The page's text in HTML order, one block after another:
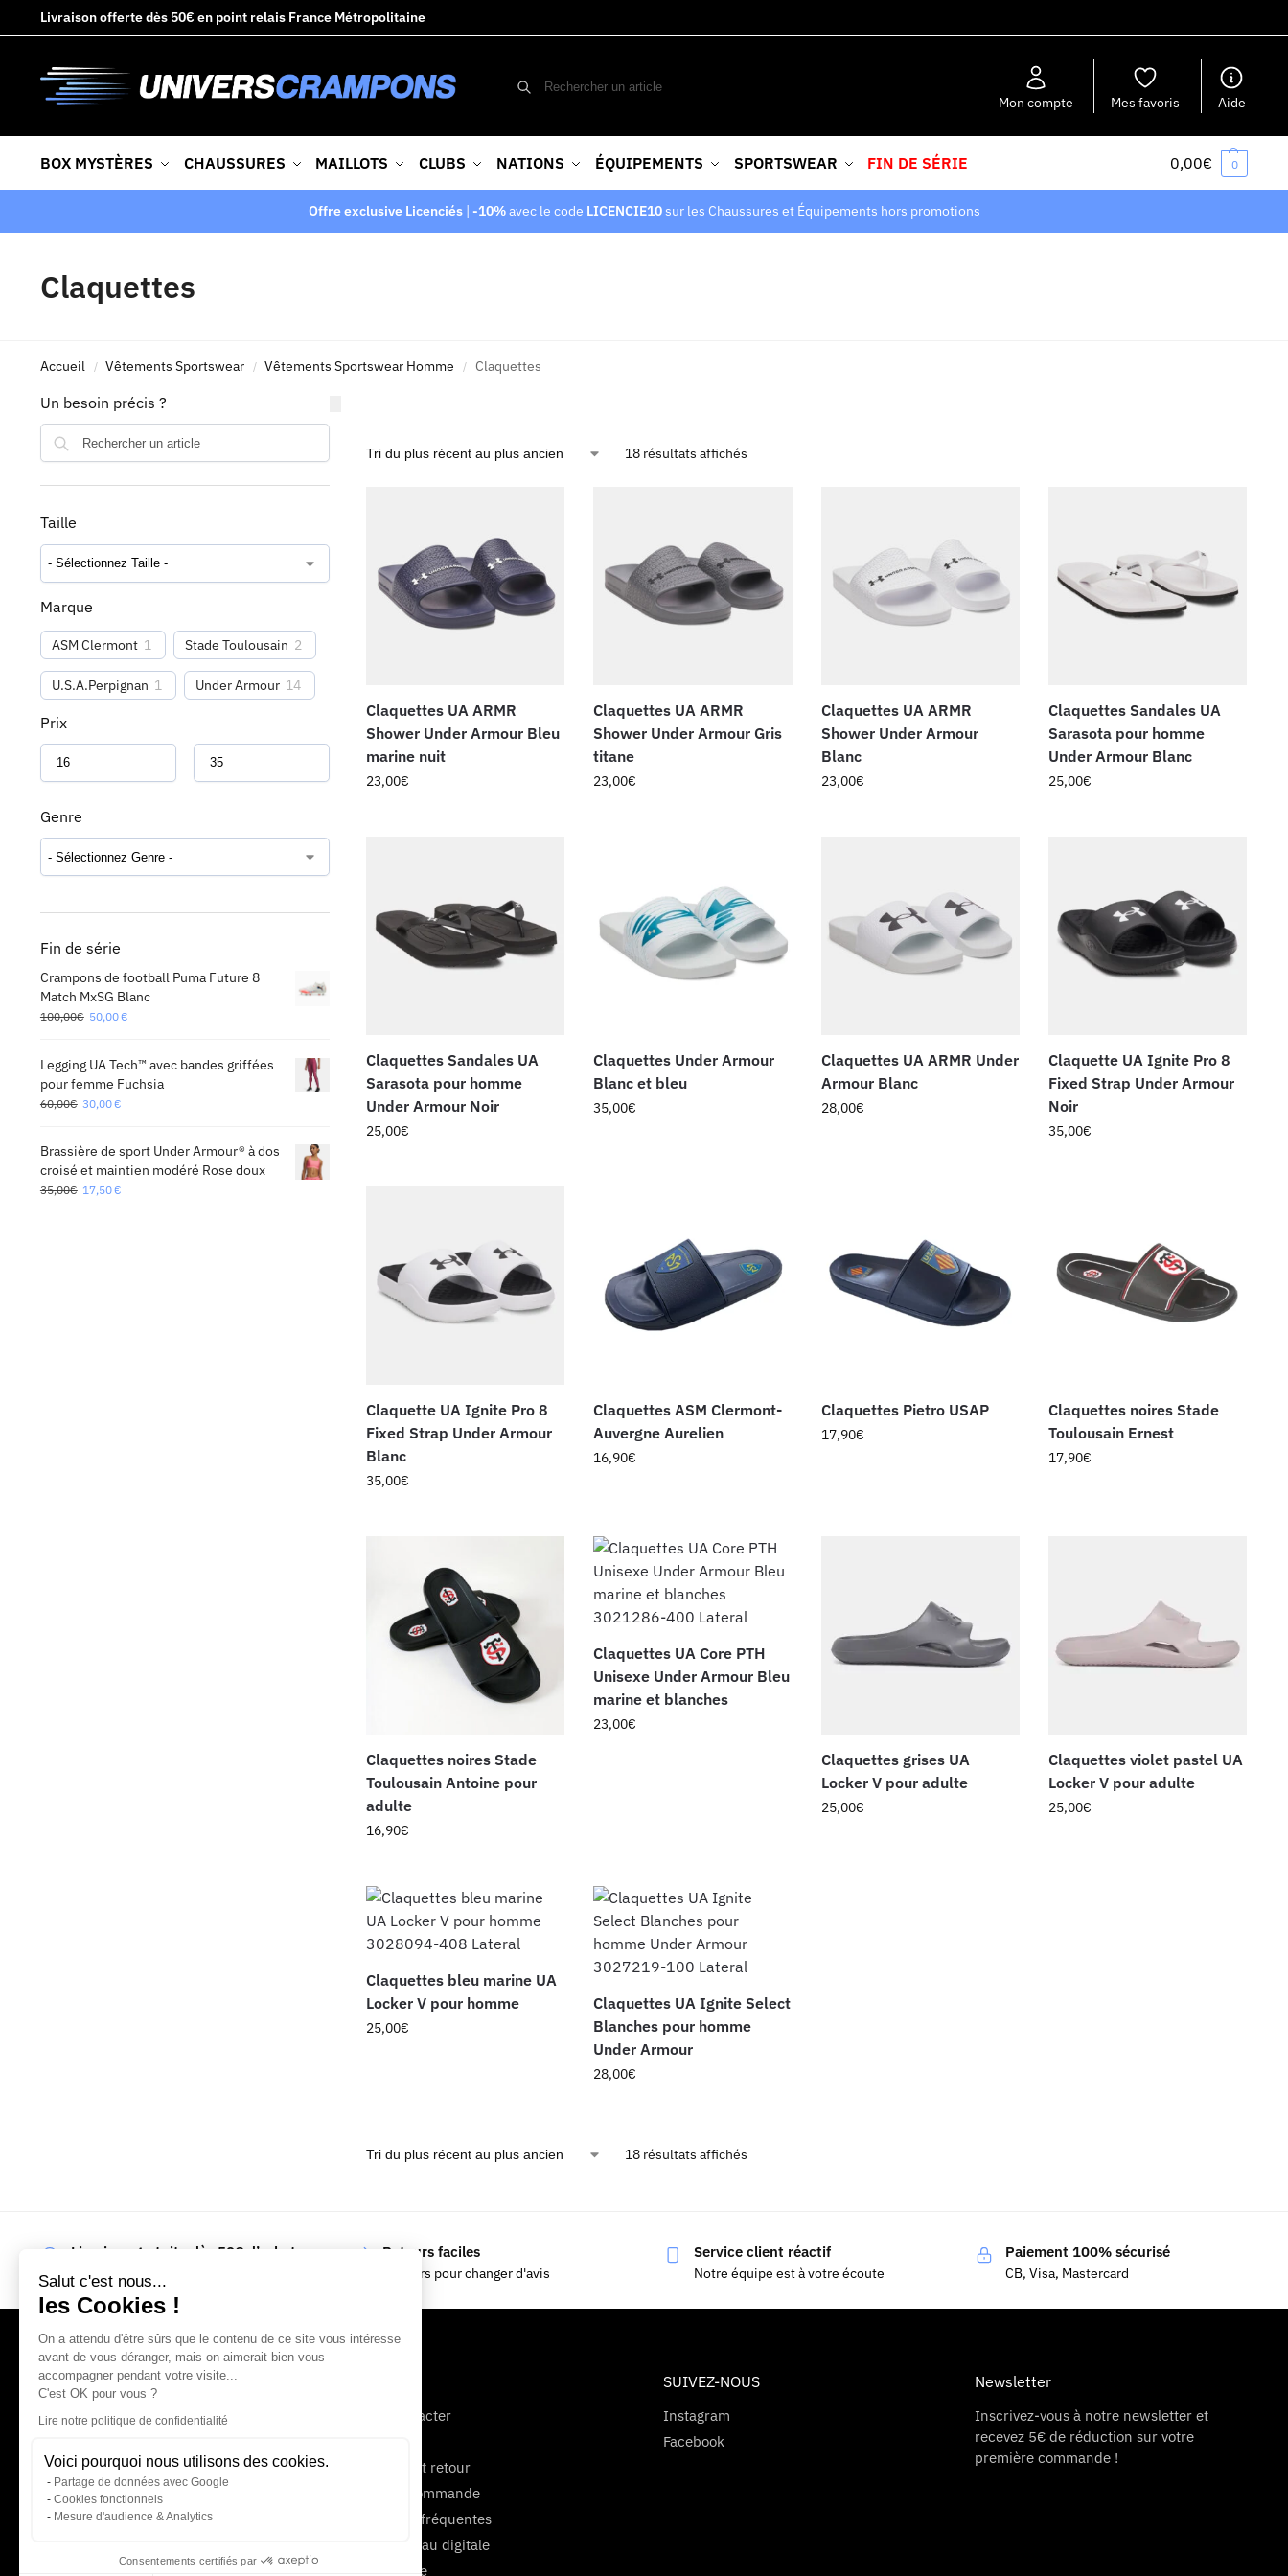
Salut c'est nous...
les Cookies !
On a attendu d'être sûrs que le contenu de ce site vous intéresse
avant de vous déranger, mais on aimerait bien vous
accompagner pendant votre visite...
C'est OK pour vous ?
Lire notre politique de confidentialité
Voici pourquoi nous utilisons des cookies.
Partage de données avec Google
Cookies fonctionnels
Mesure d'audience & Analytics
Consentements certifiés par
Livraison offerte dès 50€ en point relais France Métropolitaine
Mon compte Mes favoris Aide
BOX MYSTÈRES CHAUSSURES MAILLOTS CLUBS NATIONS ÉQUIPEMENTS SPORTSWEAR FIN DE SÉRIE 0,00€ 0
Offre exclusive Licenciés| -10%avec le code LICENCIE10sur les Chaussures et Équipements hors promotions
Claquettes
Accueil / Vêtements Sportswear / Vêtements Sportswear Homme / Claquettes
18 résultats affichés
Claquettes UA ARMR
Shower Under Armour Bleu
marine nuit
23,00€
Claquettes UA ARMR
Shower Under Armour Gris
titane
23,00€
Claquettes UA ARMR
Shower Under Armour
Blanc
23,00€
Claquettes Sandales UA
Sarasota pour homme
Under Armour Blanc
25,00€
Claquettes Sandales UA
Sarasota pour homme
Under Armour Noir
25,00€
Claquettes Under Armour
Blanc et bleu
35,00€
Claquettes UA ARMR Under
Armour Blanc
28,00€
Claquette UA Ignite Pro 8
Fixed Strap Under Armour
Noir
35,00€
Claquette UA Ignite Pro 8
Fixed Strap Under Armour
Blanc
35,00€
Claquettes ASM Clermont-
Auvergne Aurelien
16,90€
Claquettes Pietro USAP
17,90€
Claquettes noires Stade
Toulousain Ernest
17,90€
Claquettes noires Stade
Toulousain Antoine pour
adulte
16,90€
Claquettes UA Core PTH
Unisexe Under Armour Bleu
marine et blanches
23,00€
Claquettes grises UA
Locker V pour adulte
25,00€
Claquettes violet pastel UA
Locker V pour adulte
25,00€
Claquettes bleu marine UA
Locker V pour homme
25,00€
Claquettes UA Ignite Select
Blanches pour homme
Under Armour
28,00€
18 résultats affichés
Un besoin précis ?
Taille
Marque
ASM Clermont 1 Stade Toulousain 2
U.S.A.Perpignan 1 Under Armour 14
Prix
Genre
Fin de série
Crampons de football Puma Future 8
Match MxSG Blanc
100,00€ 50,00€
Legging UA Tech™ avec bandes griffées
pour femme Fuchsia
60,00€ 30,00€
Brassière de sport Under Armour® à dos
croisé et maintien modéré Rose doux
35,00€ 17,50€
Livraison gratuite dès 50€ d’achats
En point relais (France Métropolitaine)
Retours faciles
14 jours pour changer d'avis
Service client réactif
Notre équipe est à votre écoute
Paiement 100% sécurisé
CB, Visa, Mastercard
Univers Crampons
Mentions légales
Politique de confidentialité
Procédure de retour
Blog
Nous contacter
Livraison et retour
Suivi de commande
Questions fréquentes
Carte cadeau digitale
Plan de site
SUIVEZ-NOUS
Instagram
Facebook
Newsletter
Inscrivez-vous à notre newsletter et
recevez 5€ de réduction sur votre
première commande !